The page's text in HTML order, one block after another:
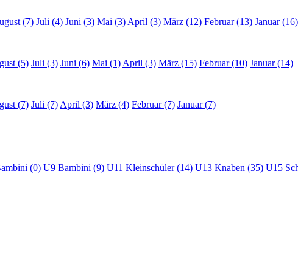
(7) Juli (4) Juni (3) Mai (3) April (3) März (12) Februar (13) Januar (16)
(5) Juli (3) Juni (6) Mai (1) April (3) März (15) Februar (10) Januar (14)
(7) Juli (7) April (3) März (4) Februar (7) Januar (7)
(0) U9 Bambini (9) U11 Kleinschüler (14) U13 Knaben (35) U15